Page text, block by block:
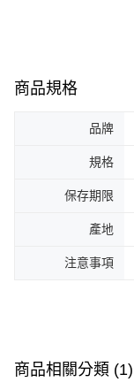
商品規格
品牌
規格
保存期限
產地
注意事項
商品相關分類 (1)